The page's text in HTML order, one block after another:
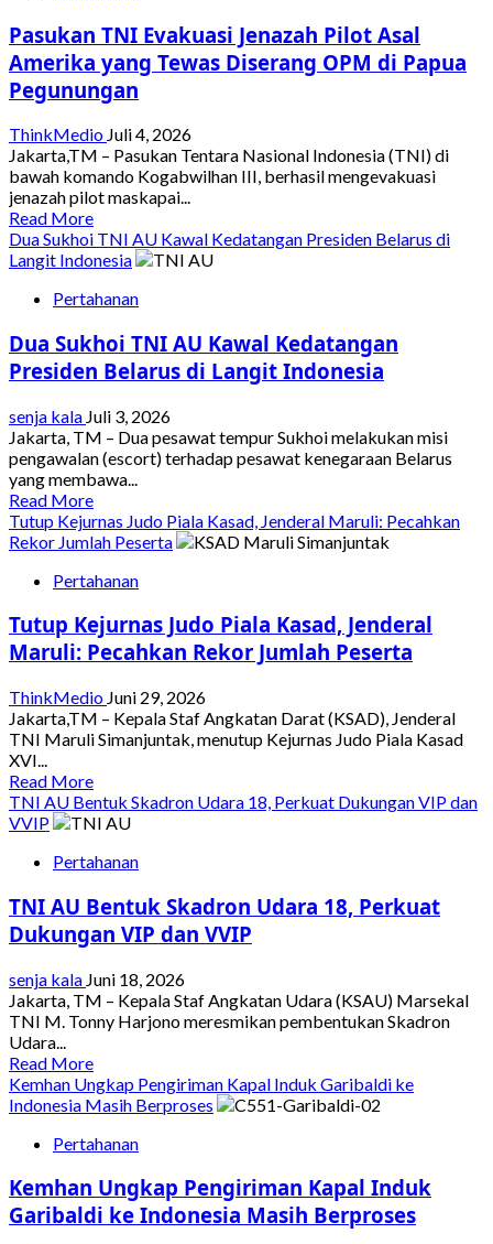
Pasukan TNI Evakuasi Jenazah Pilot Asal
Amerika yang Tewas Diserang OPM di Papua
Pegunungan
ThinkMedio Juli 4, 2026
Jakarta,TM – Pasukan Tentara Nasional Indonesia (TNI) di
bawah komando Kogabwilhan III, berhasil mengevakuasi
jenazah pilot maskapai...
Read MoreRead
more
about
TNI
Jenazah
Pilot
Asal
yang
Tewas
Diserang
OPM
di
Papua
Pegunungan
Dua Sukhoi TNI AU Kawal Kedatangan Presiden Belarus di
Langit Indonesia
Pertahanan
Dua Sukhoi TNI AU Kawal Kedatangan
Presiden Belarus di Langit Indonesia
senja kala Juli 3, 2026
Jakarta, TM – Dua pesawat tempur Sukhoi melakukan misi
pengawalan (escort) terhadap pesawat kenegaraan Belarus
yang membawa...
Read MoreRead
more
about
Sukhoi
AU
Kawal
Kedatangan
Belarus
di
Langit
Tutup Kejurnas Judo Piala Kasad, Jenderal Maruli: Pecahkan
Rekor Jumlah Peserta
Pertahanan
Tutup Kejurnas Judo Piala Kasad, Jenderal
Maruli: Pecahkan Rekor Jumlah Peserta
ThinkMedio Juni 29, 2026
Jakarta,TM – Kepala Staf Angkatan Darat (KSAD), Jenderal
TNI Maruli Simanjuntak, menutup Kejurnas Judo Piala Kasad
XVI...
Read MoreRead
more
about
Kejurnas
Piala
Kasad,
Jenderal
Pecahkan
Rekor
Jumlah
TNI AU Bentuk Skadron Udara 18, Perkuat Dukungan VIP dan
VVIP
Pertahanan
TNI AU Bentuk Skadron Udara 18, Perkuat
Dukungan VIP dan VVIP
senja kala Juni 18, 2026
Jakarta, TM – Kepala Staf Angkatan Udara (KSAU) Marsekal
TNI M. Tonny Harjono meresmikan pembentukan Skadron
Udara...
Read MoreRead
more
about
AU
Skadron
Udara
18,
Kemhan Ungkap Pengiriman Kapal Induk Garibaldi ke
Indonesia Masih Berproses
Pertahanan
Kemhan Ungkap Pengiriman Kapal Induk
Garibaldi ke Indonesia Masih Berproses